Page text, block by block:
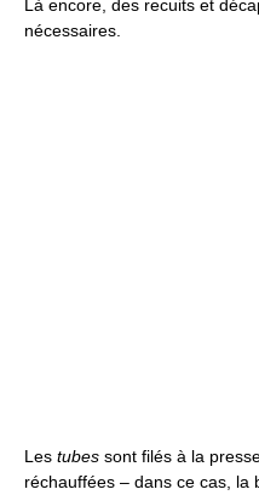
Là encore, des recuits et
nécessaires.
Les tubes sont filés à la
réchauffées – dans ce cas, la